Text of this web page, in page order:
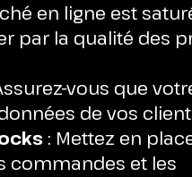
en ligne est
par la qualité des
vous que
de vos
: Mettez en
commandes et les